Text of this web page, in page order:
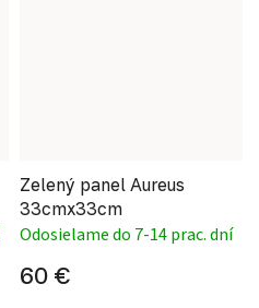
Zelený panel Aureus
33cmx33cm
Odosielame do 7-14 prac. dní
60 €